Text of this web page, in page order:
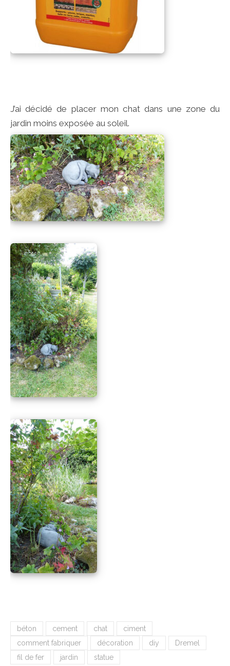
J’ai décidé de placer mon chat dans une zone du
jardin moins exposée au soleil.
béton cement chat
ciment
comment fabriquer
décoration diy
Dremel
fil de fer
jardin statue